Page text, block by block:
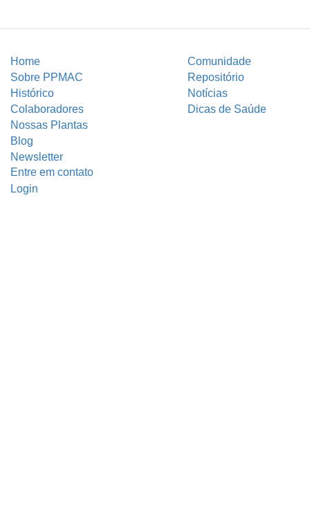
Home
Comunidade
Sobre PPMAC
Repositório
Histórico
Notícias
Colaboradores
Dicas de Saúde
Nossas Plantas
Blog
Newsletter
Entre em contato
Login